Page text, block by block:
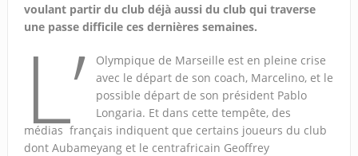
voulant partir du club déjà aussi du club qui traverse
une passe difficile ces dernières semaines.
L’
Olympique de Marseille est en pleine crise
avec le départ de son coach, Marcelino, et le
possible départ de son président Pablo
Longaria. Et dans cette tempête, des
médias français indiquent que certains joueurs du club
dont Aubameyang et le centrafricain Geoffrey